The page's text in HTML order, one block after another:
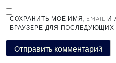
СОХРАНИТЬ МОЁ ИМЯ, EMAIL И
БРАУЗЕРЕ ДЛЯ